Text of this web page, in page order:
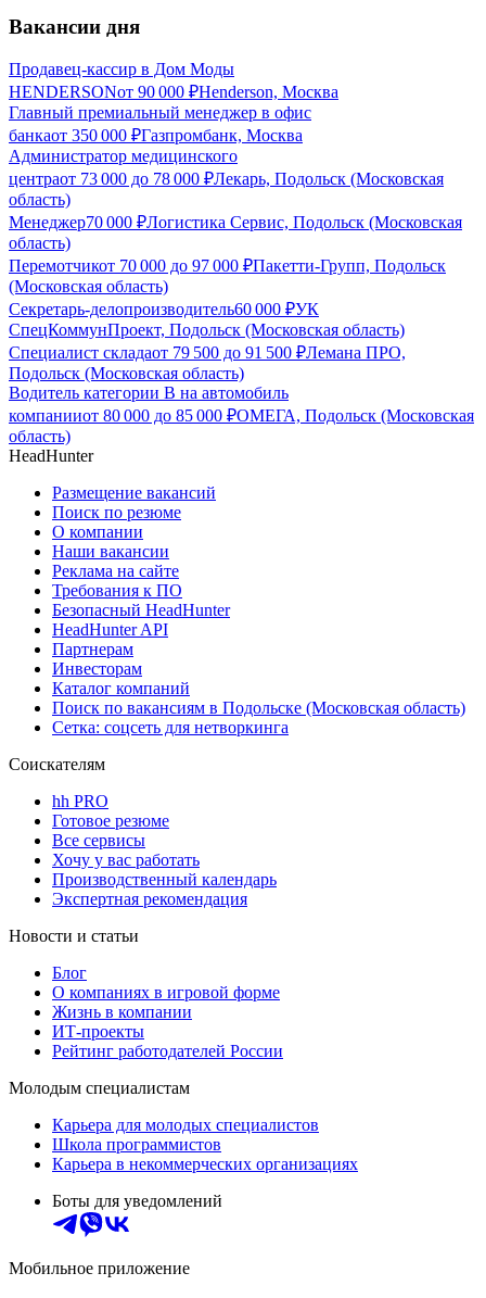
Вакансии дня
Продавец-кассир в Дом Моды
HENDERSONот 90 000 ₽Henderson, Москва
Главный премиальный менеджер в офис
банкаот 350 000 ₽Газпромбанк, Москва
Администратор медицинского
центраот 73 000 до 78 000 ₽Лекарь, Подольск (Московская
область)
Менеджер70 000 ₽Логистика Сервис, Подольск (Московская
область)
Перемотчикот 70 000 до 97 000 ₽Пакетти-Групп, Подольск
(Московская область)
Секретарь-делопроизводитель60 000 ₽УК
СпецКоммунПроект, Подольск (Московская область)
Специалист складаот 79 500 до 91 500 ₽Лемана ПРО,
Подольск (Московская область)
Водитель категории В на автомобиль
компанииот 80 000 до 85 000 ₽ОМЕГА, Подольск (Московская
область)
HeadHunter
Размещение вакансий
Поиск по резюме
О компании
Наши вакансии
Реклама на сайте
Требования к ПО
Безопасный HeadHunter
HeadHunter API
Партнерам
Инвесторам
Каталог компаний
Поиск по вакансиям в Подольске (Московская область)
Сетка: соцсеть для нетворкинга
Соискателям
hh PRO
Готовое резюме
Все сервисы
Хочу у вас работать
Производственный календарь
Экспертная рекомендация
Новости и статьи
Блог
О компаниях в игровой форме
Жизнь в компании
ИТ-проекты
Рейтинг работодателей России
Молодым специалистам
Карьера для молодых специалистов
Школа программистов
Карьера в некоммерческих организациях
Боты для уведомлений
Мобильное приложение